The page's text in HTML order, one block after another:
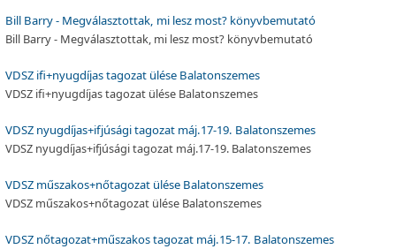
Bill Barry - Megválasztottak, mi lesz most? könyvbemutató
Bill Barry - Megválasztottak, mi lesz most? könyvbemutató
VDSZ ifi+nyugdíjas tagozat ülése Balatonszemes
VDSZ ifi+nyugdíjas tagozat ülése Balatonszemes
VDSZ nyugdíjas+ifjúsági tagozat máj.17-19. Balatonszemes
VDSZ nyugdíjas+ifjúsági tagozat máj.17-19. Balatonszemes
VDSZ műszakos+nőtagozat ülése Balatonszemes
VDSZ műszakos+nőtagozat ülése Balatonszemes
VDSZ nőtagozat+műszakos tagozat máj.15-17. Balatonszemes